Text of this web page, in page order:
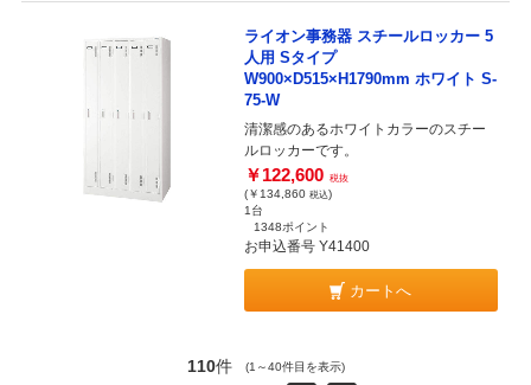
ライオン事務器 スチールロッカー 5
人用 Sタイプ
W900×D515×H1790mm ホワイト S-
75-W
清潔感のあるホワイトカラーのスチー
ルロッカーです。
￥122,600 税抜
(￥134,860 税込)
1台
1348ポイント
お申込番号 Y41400
カートへ
110件 (1～40件目を表示)